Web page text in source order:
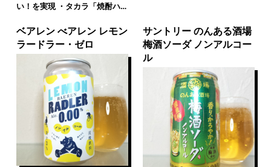
い！を実現 ・タカラ「焼酎ハ…
ベアレン べアレン レモン
ラードラー・ゼロ
サントリー のんある酒場
梅酒ソーダ ノンアルコー
ル